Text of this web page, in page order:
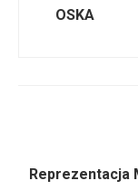
OSKA
Reprezentacja